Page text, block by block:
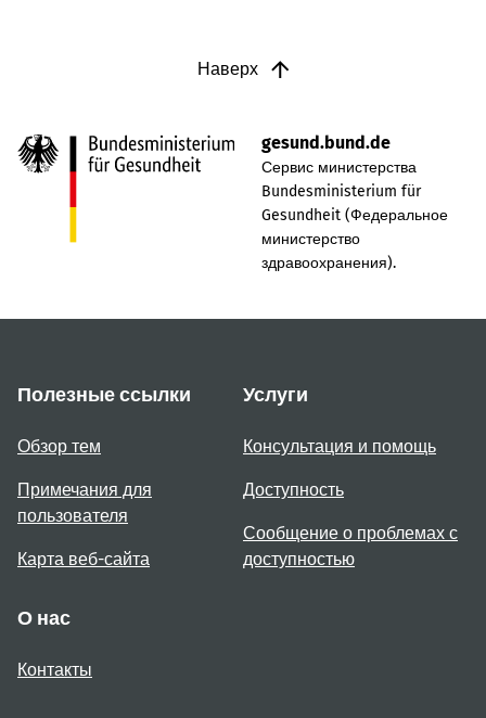
Наверх
gesund.bund.de
Сервис министерства
Bundesministerium für
Gesundheit (Федеральное
министерство
здравоохранения).
Полезные ссылки
Обзор тем
Примечания для
пользователя
Карта веб-сайта
Услуги
Консультация и помощь
Доступность
Сообщение о проблемах с
доступностью
О нас
Контакты